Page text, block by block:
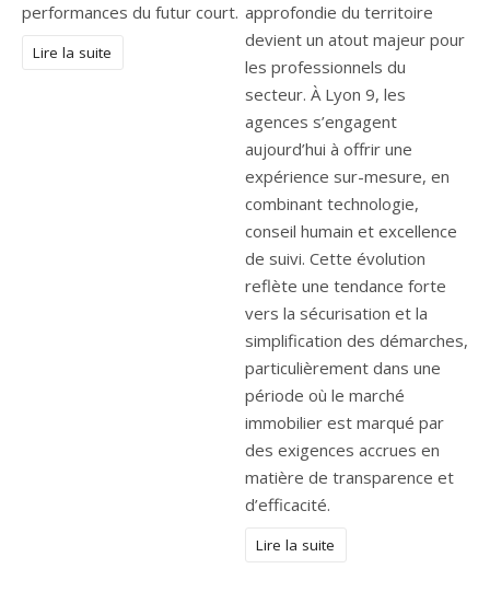
performances du futur court.
Lire la suite
approfondie du territoire
devient un atout majeur pour
les professionnels du
secteur. À Lyon 9, les
agences s’engagent
aujourd’hui à offrir une
expérience sur-mesure, en
combinant technologie,
conseil humain et excellence
de suivi. Cette évolution
reflète une tendance forte
vers la sécurisation et la
simplification des démarches,
particulièrement dans une
période où le marché
immobilier est marqué par
des exigences accrues en
matière de transparence et
d’efficacité.
Lire la suite